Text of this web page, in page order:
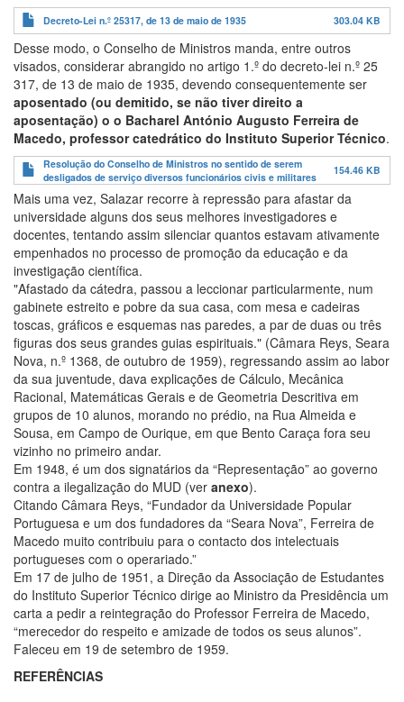
Decreto-Lei n.º 25317, de 13 de maio de 1935 303.04 KB
Desse modo, o Conselho de Ministros manda, entre outros
visados, considerar abrangido no artigo 1.º do decreto-lei n.º 25
317, de 13 de maio de 1935, devendo consequentemente ser
aposentado (ou demitido, se não tiver direito a
aposentação) o o Bacharel António Augusto Ferreira de
Macedo, professor catedrático do Instituto Superior Técnico.
Resolução do Conselho de Ministros no sentido de serem
desligados de serviço diversos funcionários civis e militares
154.46 KB
Mais uma vez, Salazar recorre à repressão para afastar da
universidade alguns dos seus melhores investigadores e
docentes, tentando assim silenciar quantos estavam ativamente
empenhados no processo de promoção da educação e da
investigação científica.
"Afastado da cátedra, passou a leccionar particularmente, num
gabinete estreito e pobre da sua casa, com mesa e cadeiras
toscas, gráficos e esquemas nas paredes, a par de duas ou três
figuras dos seus grandes guias espirituais." (Câmara Reys, Seara
Nova, n.º 1368, de outubro de 1959), regressando assim ao labor
da sua juventude, dava explicações de Cálculo, Mecânica
Racional, Matemáticas Gerais e de Geometria Descritiva em
grupos de 10 alunos, morando no prédio, na Rua Almeida e
Sousa, em Campo de Ourique, em que Bento Caraça fora seu
vizinho no primeiro andar.
Em 1948, é um dos signatários da “Representação” ao governo
contra a ilegalização do MUD (ver anexo).
Citando Câmara Reys, “Fundador da Universidade Popular
Portuguesa e um dos fundadores da “Seara Nova”, Ferreira de
Macedo muito contribuiu para o contacto dos intelectuais
portugueses com o operariado.”
Em 17 de julho de 1951, a Direção da Associação de Estudantes
do Instituto Superior Técnico dirige ao Ministro da Presidência um
carta a pedir a reintegração do Professor Ferreira de Macedo,
“merecedor do respeito e amizade de todos os seus alunos”.
Faleceu em 19 de setembro de 1959.
REFERÊNCIAS